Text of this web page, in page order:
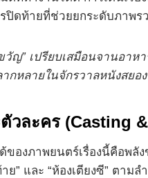
รปิดท้ายที่ช่วยยกระดับภาพร
ขวัญ” เปรียบเสมือนจานอา
กหลายในจักรวาลหนังสยอ
วละคร (Casting
ของภาพยนตร์เรื่องนี้คือพลั
ย” และ “ห้องเตียงซี” ตา